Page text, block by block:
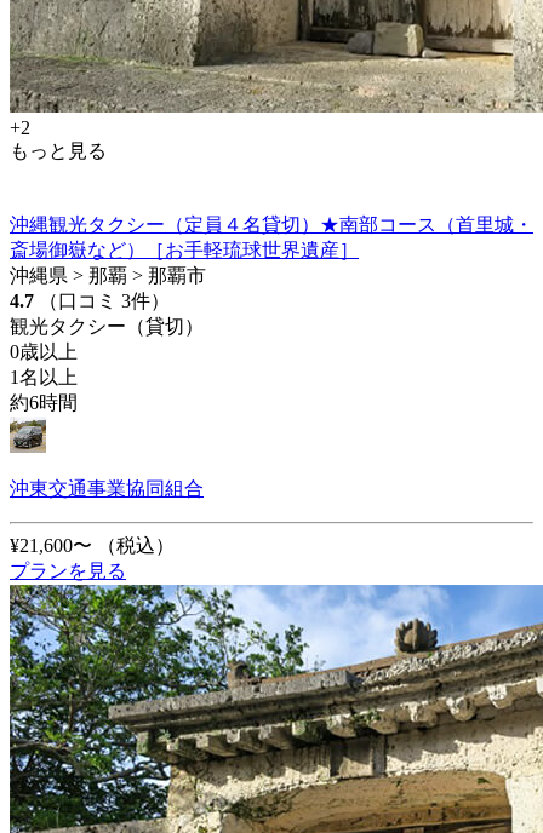
+2
もっと見る
沖縄観光タクシー（定員４名貸切）★南部コース（首里城・
斎場御嶽など）［お手軽琉球世界遺産］
沖縄県 > 那覇 > 那覇市
4.7
（口コミ 3件）
観光タクシー（貸切）
0歳以上
1名以上
約6時間
沖東交通事業協同組合
¥21,600〜
（税込）
プランを見る